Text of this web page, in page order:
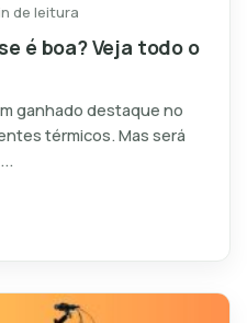
de leitura
é boa? Veja todo o
ganhado destaque no
térmicos. Mas será